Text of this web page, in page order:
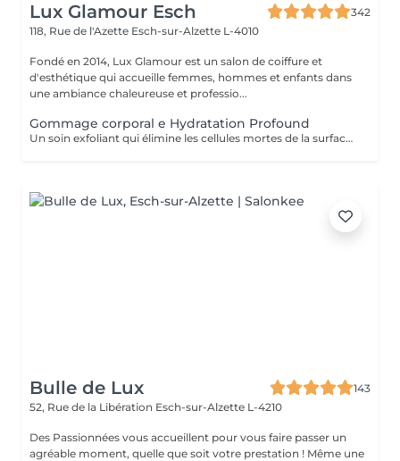
Lux Glamour Esch
342
118, Rue de l'Azette Esch-sur-Alzette L-4010
Fondé en 2014, Lux Glamour est un salon de coiffure et
d'esthétique qui accueille femmes, hommes et enfants dans
une ambiance chaleureuse et professio...
Gommage corporal e Hydratation Profound
Un soin exfoliant qui élimine les cellules mortes de la surface de la peau, favorise le renouvellement cellulaire et prévient les poils incarnés. Ce rituel de beauté laisse la peau plus lisse, douce et visiblement plus saine. Idéal pour retrouver une peau éclatante et soyeuse.
Bulle de Lux
143
52, Rue de la Libération Esch-sur-Alzette L-4210
Des Passionnées vous accueillent pour vous faire passer un
agréable moment, quelle que soit votre prestation ! Même une